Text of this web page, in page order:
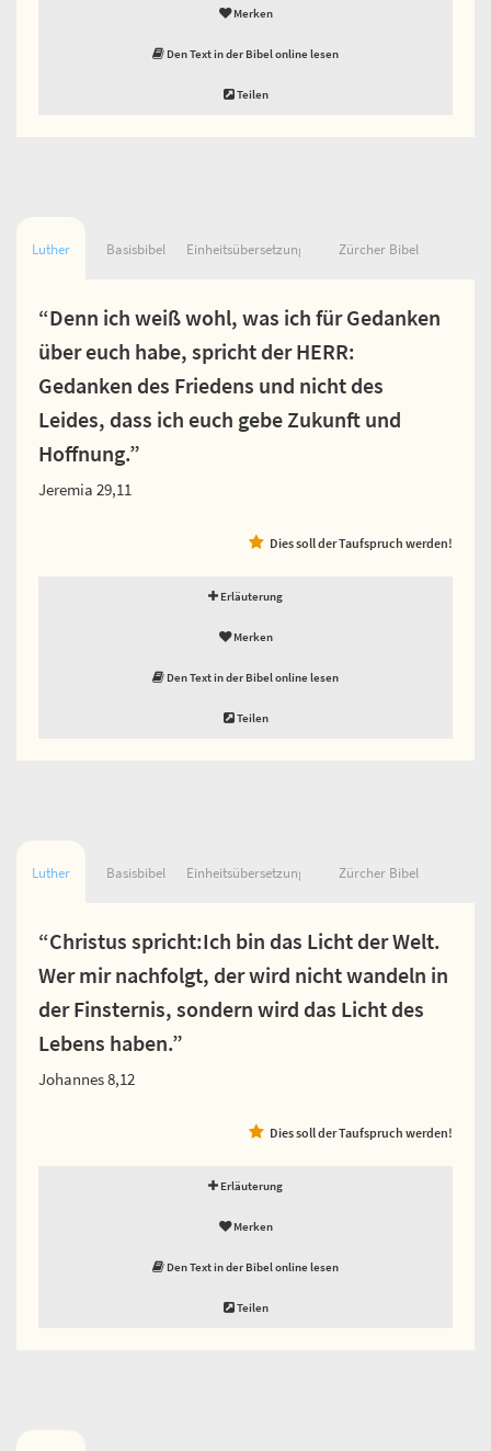
Merken
Den Text in der Bibel online lesen
Teilen
Luther Basisbibel Einheitsübersetzung Zürcher Bibel
“Denn ich weiß wohl, was ich für Gedanken
über euch habe, spricht der HERR:
Gedanken des Friedens und nicht des
Leides, dass ich euch gebe Zukunft und
Hoffnung.”
Jeremia 29,11
Dies soll der Taufspruch werden!
Erläuterung
Merken
Den Text in der Bibel online lesen
Teilen
Luther Basisbibel Einheitsübersetzung Zürcher Bibel
“Christus spricht:Ich bin das Licht der Welt.
Wer mir nachfolgt, der wird nicht wandeln in
der Finsternis, sondern wird das Licht des
Lebens haben.”
Johannes 8,12
Dies soll der Taufspruch werden!
Erläuterung
Merken
Den Text in der Bibel online lesen
Teilen